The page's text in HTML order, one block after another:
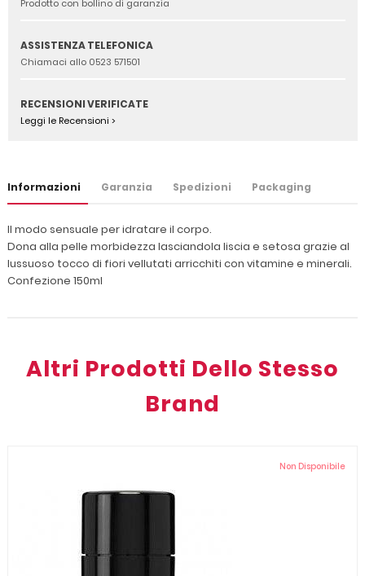
Prodotto con bollino di garanzia
ASSISTENZA TELEFONICA
Chiamaci allo 0523 571501
RECENSIONI VERIFICATE
Leggi le Recensioni >
Informazioni Garanzia Spedizioni Packaging
Il modo sensuale per idratare il corpo.
Dona alla pelle morbidezza lasciandola liscia e setosa grazie al
lussuoso tocco di fiori vellutati arricchiti con vitamine e minerali.
Confezione 150ml
Altri Prodotti Dello Stesso
Brand
Non Disponibile